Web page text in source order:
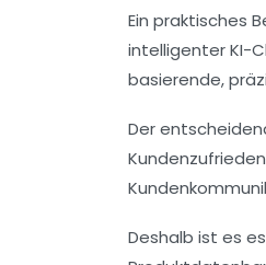
Ein praktisches
intelligenter KI-
basierende,
Der
Deshalb ist es